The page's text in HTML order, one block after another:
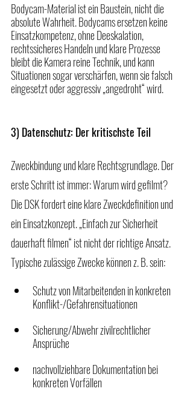
Bodycam-Material ist ein Baustein, nicht die
absolute Wahrheit. Bodycams ersetzen keine
Einsatzkompetenz, ohne Deeskalation,
rechtssicheres Handeln und klare Prozesse
bleibt die Kamera reine Technik, und kann
Situationen sogar verschärfen, wenn sie falsch
eingesetzt oder aggressiv „angedroht“ wird.
3) Datenschutz: Der kritischste Teil
Zweckbindung und klare Rechtsgrundlage. Der
erste Schritt ist immer: Warum wird gefilmt?
Die DSK fordert eine klare Zweckdefinition und
ein Einsatzkonzept. „Einfach zur Sicherheit
dauerhaft filmen“ ist nicht der richtige Ansatz.
Typische zulässige Zwecke können z. B. sein:
Schutz von Mitarbeitenden in konkreten
Konflikt-/Gefahrensituationen
Sicherung/Abwehr zivilrechtlicher
Ansprüche
nachvollziehbare Dokumentation bei
konkreten Vorfällen